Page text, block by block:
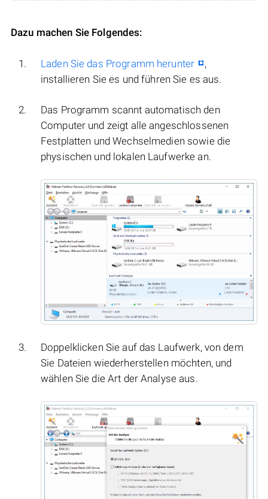
Dazu machen Sie Folgendes:
Laden Sie das Programm herunter
,
installieren Sie es und führen Sie es aus.
Das Programm scannt automatisch den
Computer und zeigt alle angeschlossenen
Festplatten und Wechselmedien sowie die
physischen und lokalen Laufwerke an.
Doppelklicken Sie auf das Laufwerk, von dem
Sie Dateien wiederherstellen möchten, und
wählen Sie die Art der Analyse aus.